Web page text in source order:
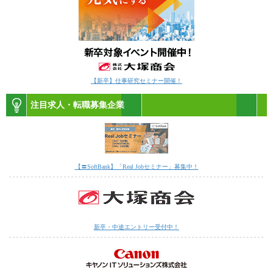
【新卒】仕事研究セミナー開催！
注目求人・転職募集企業
【〓SoftBank】「Real Jobセミナー」募集中！
新卒・中途エントリー受付中！